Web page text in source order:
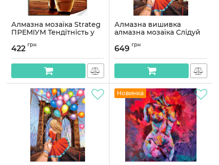
Алмазна мозаїка Strateg
ПРЕМІУМ Тендітність у
(HEG86906)
Артикул:HEG86906
422 грн
Алмазна вишивка
алмазна мозаїка Слідуй
OG00222SB
Артикул:OG00222SB
649 грн
Новинка